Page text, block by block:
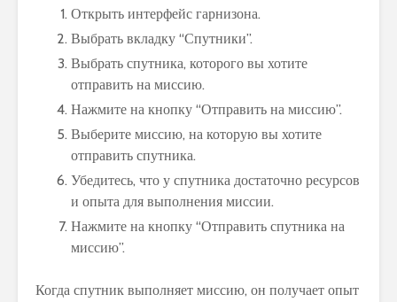
Открыть интерфейс гарнизона.
Выбрать вкладку “Спутники”.
Выбрать спутника, которого вы хотите
отправить на миссию.
Нажмите на кнопку “Отправить на миссию”.
Выберите миссию, на которую вы хотите
отправить спутника.
Убедитесь, что у спутника достаточно ресурсов
и опыта для выполнения миссии.
Нажмите на кнопку “Отправить спутника на
миссию”.
Когда спутник выполняет миссию, он получает опыт